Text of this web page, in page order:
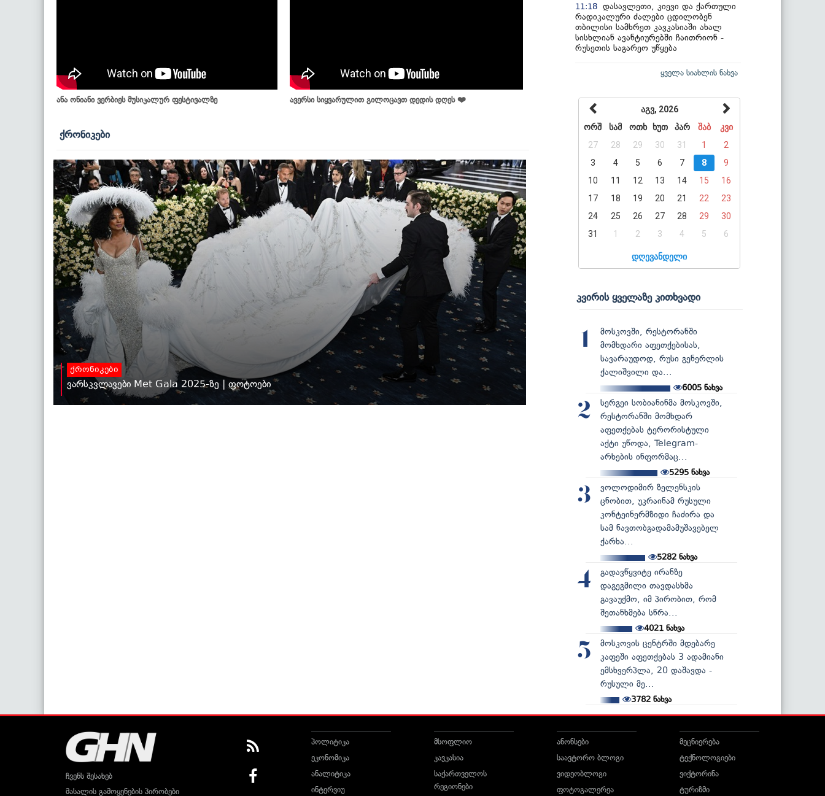
ანა ონიანი ვერბიეს მუსიკალურ ფესტივალზე ავერსი სიყვარულით გილოცავთ დედის დღეს ❤️
ქრონიკები
ქრონიკები
ვარსკვლავები Met Gala 2025-ზე | ფოტოები
11:18 დასავლეთი, კიევი და ქართული
რადიკალური ძალები ცდილობენ
თბილისი სამხრეთ კავკასიაში ახალ
სისხლიან ავანტიურებში ჩაითრიონ -
რუსეთის საგარეო უწყება
ყველა სიახლის ნახვა
აგვ, 2026
ორშ
სამ ოთხ ხუთ პარ შაბ
კვი
27
28 29 30 31 1
2
3
4 5 6 7 8
9
10
11 12 13 14 15
16
17
18 19 20 21 22
23
24
25 26 27 28 29
30
31
1 2 3 4 5 6
დღევანდელი
კვირის ყველაზე კითხვადი
1
მოსკოვში, რესტორანში
მომხდარი აფეთქებისას,
სავარაუდოდ, რუსი გენერლის
ქალიშვილი და...
6005 ნახვა
2
სერგეი სობიანინმა მოსკოვში,
რესტორანში მომხდარ
აფეთქებას ტერორისტული
აქტი უწოდა, Telegram-
არხების ინფორმაც...
5295 ნახვა
3
ვოლოდიმირ ზელენსკის
ცნობით, უკრაინამ რუსული
კონტეინერმზიდი ჩაძირა და
სამ ნავთობგადამამუშავებელ
ქარხა...
5282ნახვა
4
გადავწყვიტე ირანზე
დაგეგმილი თავდასხმა
გავაუქმო, იმ პირობით, რომ
შეთანხმება სწრა...
4021ნახვა
5
მოსკოვის ცენტრში მდებარე
კაფეში აფეთქებას 3 ადამიანი
ემსხვერპლა, 20 დაშავდა -
რუსული მე...
3782 ნახვა
ჩვენს შესახებ
მასალის გამოყენების პირობები
პოლიტიკა
ეკონომიკა
ანალიტიკა
ინტერვიუ
მსოფლიო
კავკასია
საქართველოს
რეგიონები
ანონსები
საავტორო ბლოგი
ვიდეობლოგი
ფოტოგალერეა
მეცნიერება
ტექნოლოგიები
ვიქტორინა
ტურიზმი